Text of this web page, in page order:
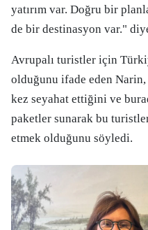
yatırım var. Doğru bir
de bir destinasyon var."
Avrupalı turistler için
olduğunu ifade eden Narin,
kez seyahat ettiğini ve
paketler sunarak bu
etmek olduğunu söyledi.